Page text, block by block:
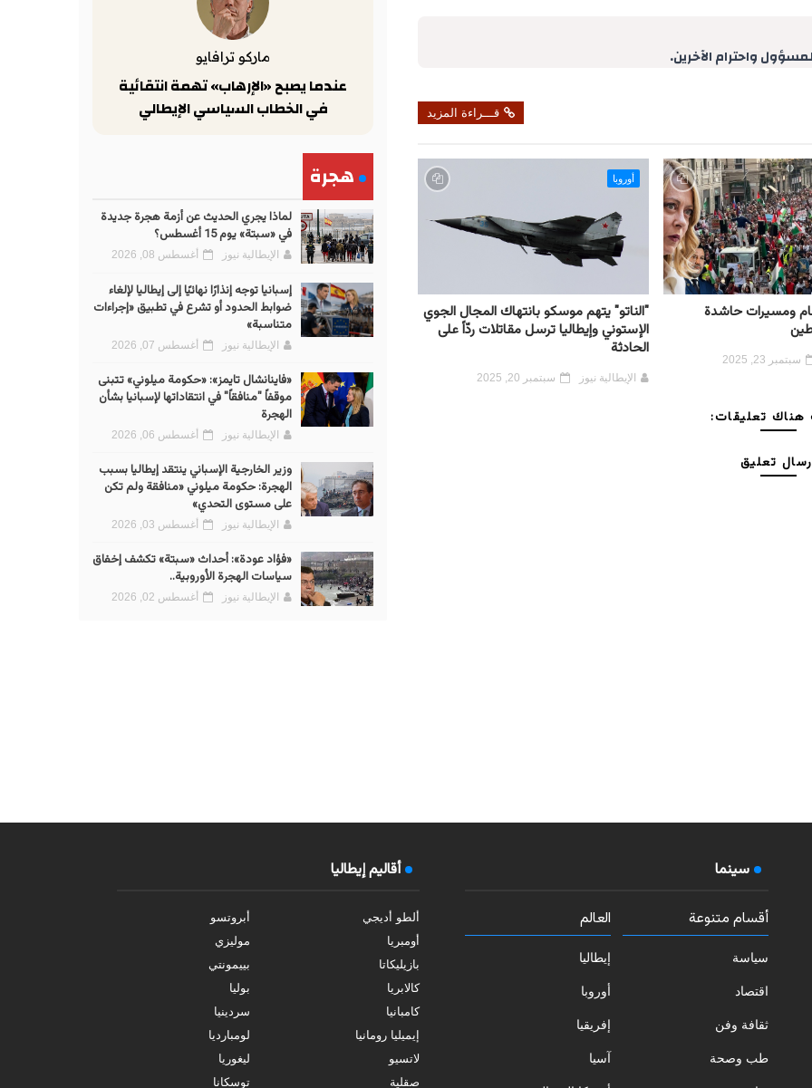
واحترام الآخرين.
قـــراءة المزيد
ومسيرات حاشدة
سبتمبر 23, 2025
أوروبا
"الناتو" يتهم موسكو بانتهاك المجال الجوي
الإستوني وإيطاليا ترسل مقاتلات ردّاً على
الحادثة
الإيطالية نيوز سبتمبر 20, 2025
تعليقات:
تعليق
ماركو ترافايو
عندما يصبح «الإرهاب» تهمة انتقائية
في الخطاب السياسي الإيطالي
هجرة
لماذا يجري الحديث عن أزمة هجرة جديدة
في «سبتة» يوم 15 أغسطس؟
الإيطالية نيوز أغسطس 08, 2026
إسبانيا توجه إنذارًا نهائيًا إلى إيطاليا لإلغاء
ضوابط الحدود أو تشرع في تطبيق «إجراءات
متناسبة»
الإيطالية نيوز أغسطس 07, 2026
«فاينانشال تايمز»: «حكومة ميلوني» تتبنى
موقفاً "منافقاً" في انتقاداتها لإسبانيا بشأن
الهجرة
الإيطالية نيوز أغسطس 06, 2026
وزير الخارجية الإسباني ينتقد إيطاليا بسبب
الهجرة: حكومة ميلوني «منافقة ولم تكن
على مستوى التحدي»
الإيطالية نيوز أغسطس 03, 2026
«فؤاد عودة»: أحداث «سبتة» تكشف إخفاق
سياسات الهجرة الأوروبية..
الإيطالية نيوز أغسطس 02, 2026
سينما
أقسام متنوعة
سياسة
اقتصاد
ثقافة وفن
طب وصحة
العالم
إيطاليا
أوروبا
إفريقيا
آسيا
أقاليم إيطاليا
ألطو أديجي
أبروتسو
أومبريا
موليزي
بازيليكاتا
بييمونتي
كالابريا
بوليا
كامبانيا
سردينيا
إيميليا رومانيا
لومبارديا
لاتسيو
ليغوريا
صقلية
توسكانا